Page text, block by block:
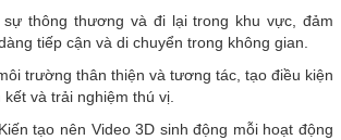
thông thương và đi lại trong khu vực, đảm
tiếp cận và di chuyển trong không gian.
trường thân thiện và tương tác, tạo điều kiện
và trải nghiệm thú vị.
tạo nên Video 3D sinh động mỗi hoạt động